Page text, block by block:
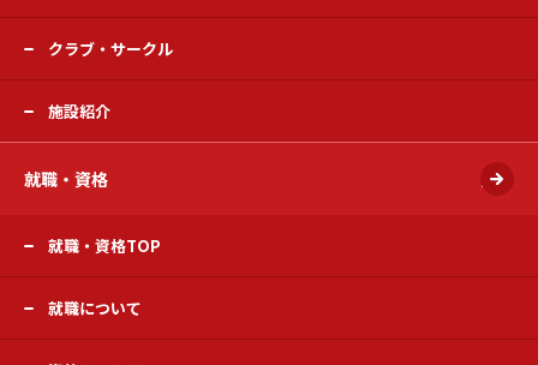
クラブ・サークル
施設紹介
就職・資格 開く
就職・資格TOP
就職について